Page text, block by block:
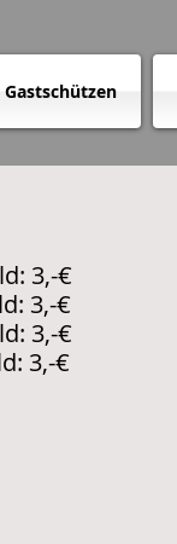
Gastschützen
3,-€
3,-€
3,-€
3,-€